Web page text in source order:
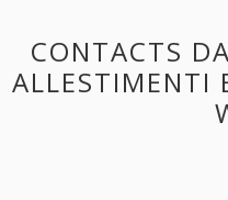
CONTACTS
ALLESTIMENTI